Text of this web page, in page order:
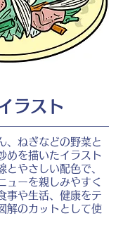
ラスト
、ねぎなどの野菜と
めを描いたイラスト
とやさしい配色で、
ューを親しみやすく
事や生活、健康をテ
解のカットとして使